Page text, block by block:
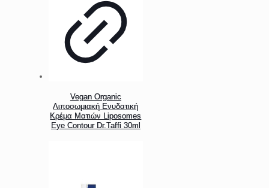
Vegan Organic
Λιποσωμιακή Ενυδατική
Κρέμα Ματιών Liposomes
Eye Contour Dr.Taffi 30ml